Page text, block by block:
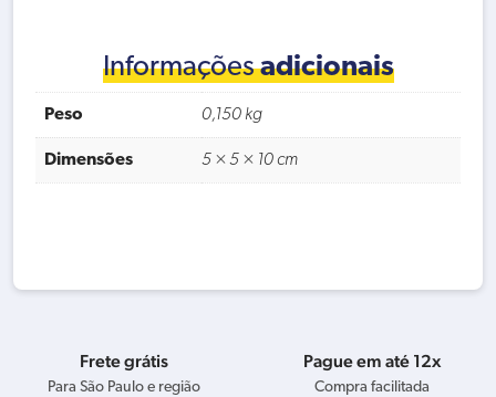
Informaçõesadicionais
Peso 0,150 kg
Dimensões 5 × 5 × 10 cm
Frete grátis
Para São Paulo e região
Pague em até 12x
Compra facilitada